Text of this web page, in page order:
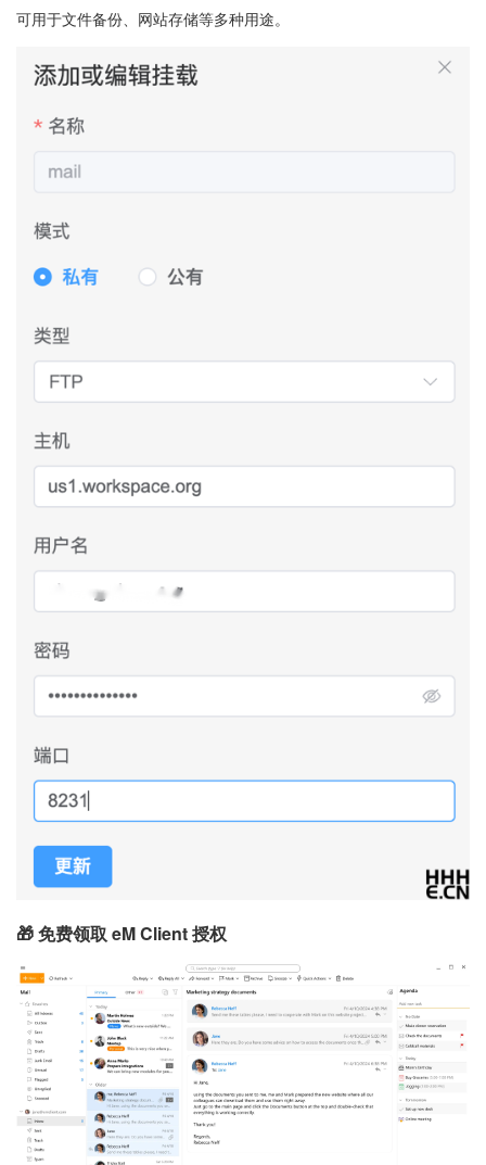
可用于文件备份、网站存储等多种用途。
🎁 免费领取 eM Client 授权